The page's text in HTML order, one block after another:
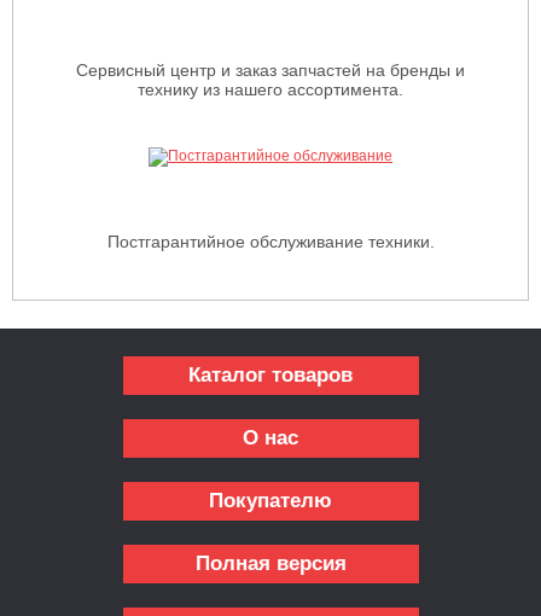
Сервисный центр и заказ запчастей на бренды и
технику из нашего ассортимента.
Постгарантийное обслуживание техники.
Каталог товаров
О нас
Покупателю
Полная версия